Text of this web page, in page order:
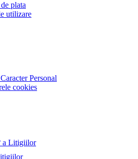
plata
utilizare
Personal
cookies